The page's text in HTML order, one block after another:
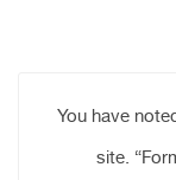
You have
site.